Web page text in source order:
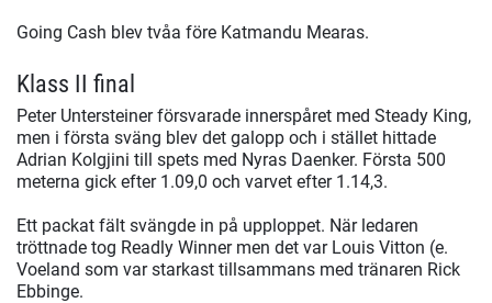
Going Cash blev tvåa före Katmandu Mearas.
Klass II final
Peter Untersteiner försvarade innerspåret med Steady King,
men i första sväng blev det galopp och i stället hittade
Adrian Kolgjini till spets med Nyras Daenker. Första 500
meterna gick efter 1.09,0 och varvet efter 1.14,3.
Ett packat fält svängde in på upploppet. När ledaren
tröttnade tog Readly Winner men det var Louis Vitton (e.
Voeland som var starkast tillsammans med tränaren Rick
Ebbinge.